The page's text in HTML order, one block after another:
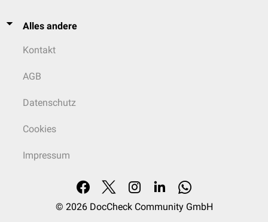
Alles andere
Kontakt
AGB
Datenschutz
Cookies
Impressum
© 2026 DocCheck Community GmbH